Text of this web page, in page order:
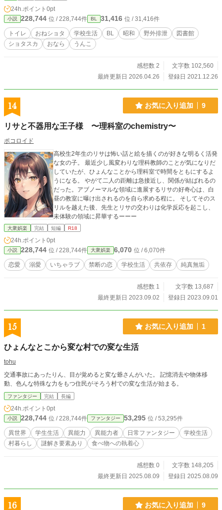
24h.ポイント 0pt
小説 228,744 位 / 228,744件 BL 31,416 位 / 31,416件
トイレ おねショタ 学校生活 BL 昭和 野外排泄
図書館
ショタスカ
おなら うんこ
感想数 2
文字数 102,560
最終更新日 2026.04.26
登録日 2021.12.26
14 お気に入り追加 9
リサと不器用な王子様 〜理科室のchemistry〜
ポコロイド
高校生2年生のリサは怖い話と絵を描くのが好きな明るく活発
な女の子。 最近少し風変わりな理科教師のことが気になりだ
していたが、ひょんなことから理科室で時間をともにするよ
うになる。 やがて二人の距離は急接近し、関係が結ばれるの
だった。アブノーマルな領域に進展するリサの好奇心は、白
昼の教室に曝け出されるのを自ら求める程に。 そしてそのス
リルを越えた後、先生とリサの交わりは化学反応を起こし、
未体験の領域に昇華するーーー
大衆娯楽 完結 短編 R18
24h.ポイント 0pt
小説 228,744 位 / 228,744件 大衆娯楽 6,070 位 / 6,070件
恋愛 溺愛 いちゃラブ 禁断の恋 学校生活 共依存 純真無垢
感想数 1
文字数 13,687
最終更新日 2023.09.02
登録日 2023.09.01
15 お気に入り追加 1
ひょんなとこから変な村での変な生活
tohu
交通事故にあったりん、目が覚めると変な爺さんがいた。 記憶消去や物体移
動、色んな特殊な力をもつ住民がそろう村での変な生活が始まる。
ファンタジー 完結 長編
24h.ポイント 0pt
小説 228,744 位 / 228,744件 ファンタジー 53,295 位 / 53,295件
異世界 学生生活 異能力 異能力者 日常ファンタジー
学校生活
村暮らし
謎解き要素あり 食べ物への執着心
感想数 0
文字数 148,205
最終更新日 2025.08.09
登録日 2025.08.09
16 お気に入り追加 9